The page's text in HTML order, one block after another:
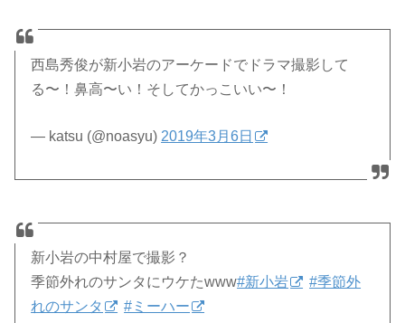
西島秀俊が新小岩のアーケードでドラマ撮影して
る〜！鼻高〜い！そしてかっこいい〜！
— katsu (@noasyu) 2019年3月6日
新小岩の中村屋で撮影？
季節外れのサンタにウケたwww#新小岩
#季節外
れのサンタ
#ミーハー